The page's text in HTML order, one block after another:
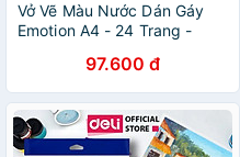
Vở Vẽ Màu Nước Dán Gáy
Emotion A4 - 24 Trang -
97.600 đ